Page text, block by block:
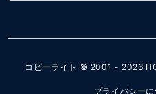
コピーライト © 2001 - 2026
プライバシー